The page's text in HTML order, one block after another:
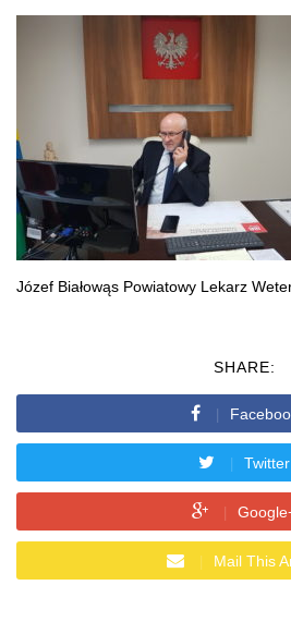
Józef Białowąs Powiatowy Lekarz
SHARE:
Twitter
Mail This